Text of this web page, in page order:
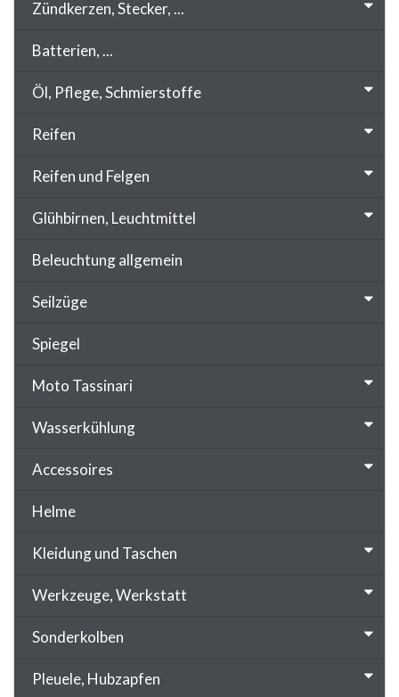
Zündkerzen, Stecker, ...
Batterien, ...
Öl, Pflege, Schmierstoffe
Reifen
Reifen und Felgen
Glühbirnen, Leuchtmittel
Beleuchtung allgemein
Seilzüge
Spiegel
Moto Tassinari
Wasserkühlung
Accessoires
Helme
Kleidung und Taschen
Werkzeuge, Werkstatt
Sonderkolben
Pleuele, Hubzapfen